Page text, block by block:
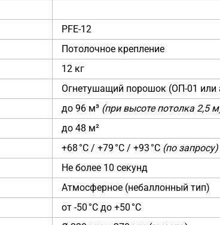
PFE-12
Потолочное крепление
12 кг
Огнетушащий порошок (ОП-01 или
до 96 м³ (при высоте потолка 2,5
до 48 м²
+68 °C / +79 °C / +93 °C (по запросу)
Не более 10 секунд
Атмосферное (небаллонный тип)
от -50 °C до +50 °C